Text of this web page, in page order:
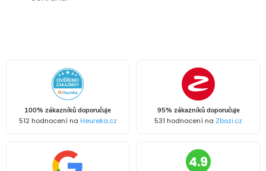
100% zákazníků doporučuje
512 hodnocení na Heureka.cz
95% zákazníků doporučuje
531 hodnocení na Zbozi.cz
4.9